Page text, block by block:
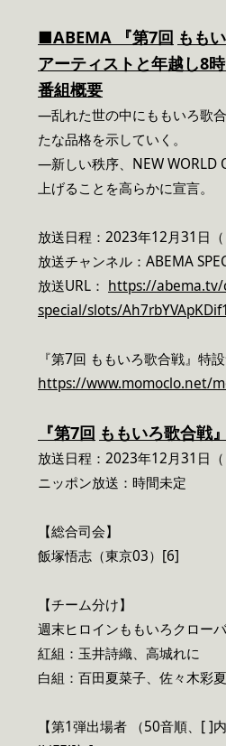
■ABEMA 『第7回 もも
アーティストと年越し8
番組概要
―乱れた世の中にももいろ歌
たな品格を示していく。
―新しい秩序、NEW WORLD
上げることを高らかに宣言。
放送日程：2023年12月31日
放送チャンネル：ABEMA
放送URL： https://
special/slots/Ah7rbYVApKDif1
『第7回 ももいろ歌合戦』特
https://www.momoclo.net/
『第7回 ももいろ歌合戦』
放送日程：2023年12月31日（
ニッポン放送：時間未定
【総合司会】
飯塚悟志（東京03）[6]
【チーム分け】
週末ヒロインももいろクロー
紅組：玉井詩織、高城れに
白組：百田夏菜子、佐々木彩夏
【第1弾出場者 （50音順、[ ]